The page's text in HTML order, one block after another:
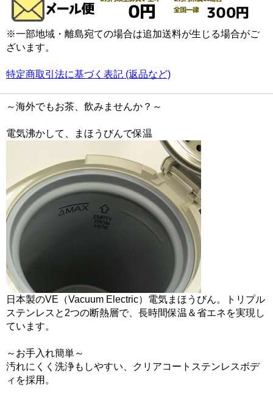
※一部地域・離島宛ての場合は追加送料が生じる場合がご
ざいます。
特定商取引法に基づく表記 (返品など)
～海外でもお茶、飲みませんか？～
電気沸かして、まほうびんで保温
日本製のVE（Vacuum Electric）電気まほうびん。トリプル
ステンレスと2つの断熱層で、長時間保温＆省エネを実現し
ています。
～お手入れ簡単～
汚れにくく洗浄もしやすい、クリアコートステンレスボデ
ィを採用。